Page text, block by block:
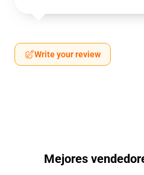
Write your review
Mejores